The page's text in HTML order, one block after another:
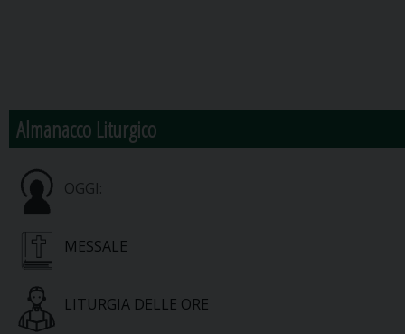
Almanacco Liturgico
OGGI:
MESSALE
LITURGIA DELLE ORE